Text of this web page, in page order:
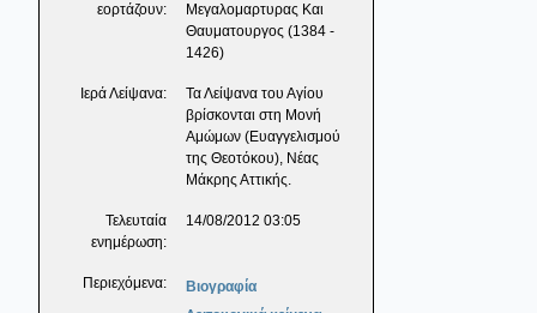
εορτάζουν:
Μεγαλομαρτυρας Και
Θαυματουργος (1384 -
1426)
Ιερά Λείψανα:
Τα Λείψανα του Αγίου
βρίσκονται στη Μονή
Αμώμων (Ευαγγελισμού
της Θεοτόκου), Νέας
Μάκρης Αττικής.
Τελευταία
ενημέρωση:
14/08/2012 03:05
Περιεχόμενα:
Βιογραφία